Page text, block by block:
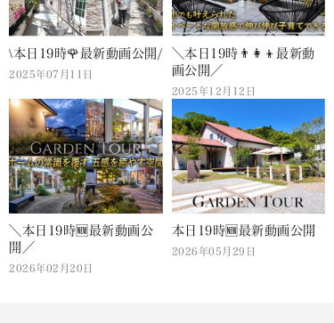
\本日19時🌹最新動画公開/
2025年07月11日
＼本日19時👨‍👩‍👦最新動
画公開／
2025年12月12日
＼本日19時🆕最新動画公
開／
2026年02月20日
本日19時🆕最新動画公開
2026年05月29日